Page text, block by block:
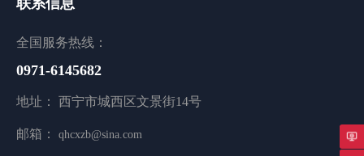
联系信息
全国服务热线：
0971-6145682
地址： 西宁市城西区文景街14号
邮箱： qhcxzb@sina.com